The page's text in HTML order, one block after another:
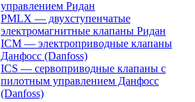
управлением Ридан
PMLX — двухступенчатые
электромагнитные клапаны Ридан
ICM — электроприводные клапаны
Данфосс (Danfoss)
ICS — сервоприводные клапаны с
пилотным управлением Данфосс
(Danfoss)